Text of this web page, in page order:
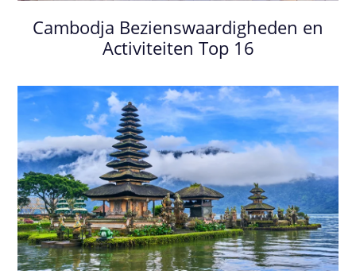
Cambodja Bezienswaardigheden en
Activiteiten Top 16